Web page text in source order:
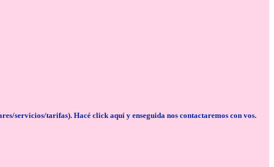
servicios/tarifas). Hacé click aquí y enseguida nos contactaremos con vos.